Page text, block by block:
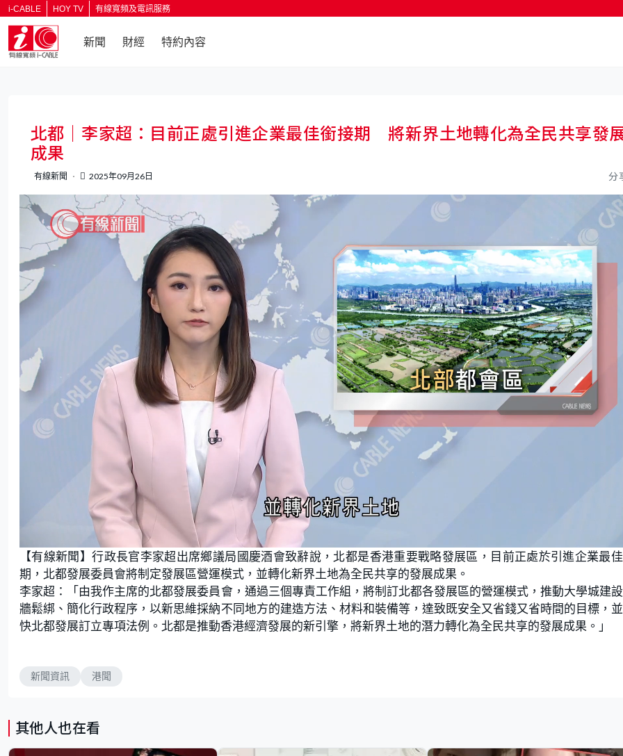
i-CABLE HOY TV 有線寬頻及電訊服務
新聞 財經 特約內容
返回
北都｜李家超：目前正處引進企業最佳銜接期 將新界土地轉化為全民共享發
成果
有線新聞 2025年09月26日 分
n
m
u
t
e
a
d
d
:
4
6
.
4
8
%
【有線新聞】行政長官李家超出席鄉議局國慶酒會致辭說，北都是香港重要戰略發展區，目前正處於引進企業最
期，北都發展委員會將制定發展區營運模式，並轉化新界土地為全民共享的發展成果。
李家超：「由我作主席的北都發展委員會，通過三個專責工作組，將制訂北都各發展區的營運模式，推動大學城建
牆鬆綁、簡化行政程序，以新思維採納不同地方的建造方法、材料和裝備等，達致既安全又省錢又省時間的目標，
快北都發展訂立專項法例。北都是推動香港經濟發展的新引擎，將新界土地的潛力轉化為全民共享的發展成果。」
新聞資訊 港聞
其他人也在看